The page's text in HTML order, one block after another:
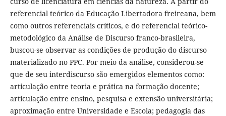
referencial teórico da Educação Libertadora freireana, bem
como outros referenciais críticos, e do referencial teórico-
metodológico da Análise de Discurso franco-brasileira,
buscou-se observar as condições de produção do discurso
materializado no PPC. Por meio da análise, considerou-se
que de seu interdiscurso são emergidos elementos como:
articulação entre teoria e prática na formação docente;
articulação entre ensino, pesquisa e extensão universitária;
aproximação entre Universidade e Escola; pedagogia das